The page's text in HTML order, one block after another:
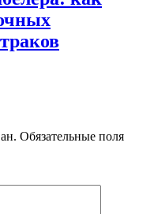
Обязательные поля